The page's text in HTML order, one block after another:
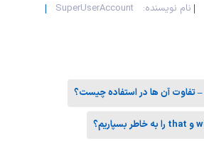
نام نویسنده:
SuperUserAccount